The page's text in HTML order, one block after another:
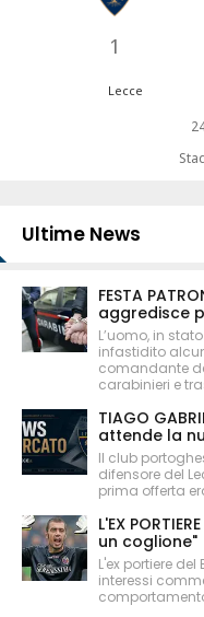
1
Lecce
Ultime News
FESTA
aggredisce
L’uomo, in
infastidito
comandante
carabinieri e
TIAGO
attende la
Il club
difensore del
prima offerta
L'EX
un coglione"
L'ex portiere
interessi